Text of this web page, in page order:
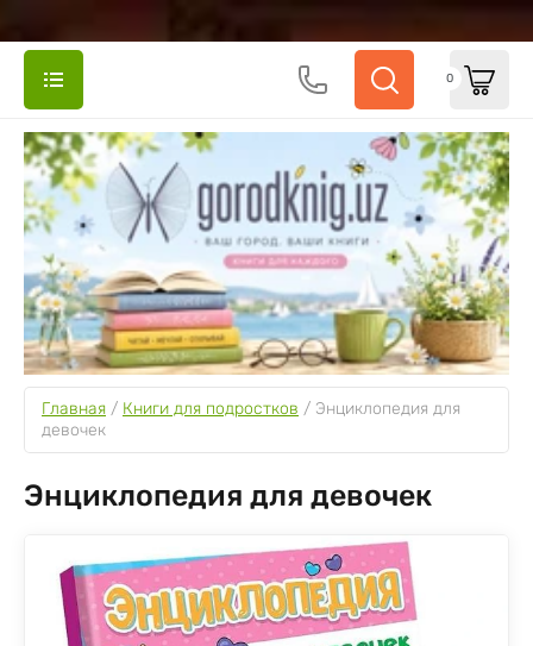
0
Главная / Книги для подростков / Энциклопедия для
девочек
Энциклопедия для девочек